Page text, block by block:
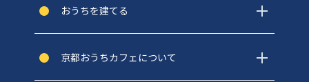
おうちを建てる
京都おうちカフェについて